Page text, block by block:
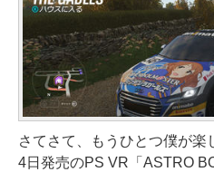
さてさて、もうひとつ僕が楽
4日発売のPS VR「ASTRO